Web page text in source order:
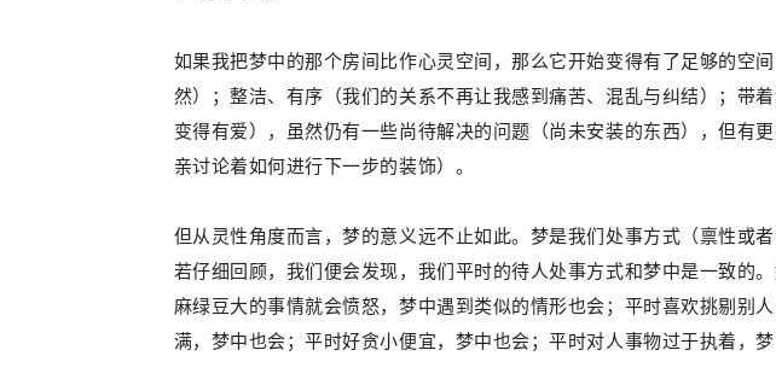
如果我把梦中的那个房间比作心灵空间，那么它开始变得有了足够的空
然）；整洁、有序（我们的关系不再让我感到痛苦、混乱与纠结）；带
变得有爱），虽然仍有一些尚待解决的问题（尚未安装的东西），但有
亲讨论着如何进行下一步的装饰）。
但从灵性角度而言，梦的意义远不止如此。梦是我们处事方式（禀性或者
若仔细回顾，我们便会发现，我们平时的待人处事方式和梦中是一致的
麻绿豆大的事情就会愤怒，梦中遇到类似的情形也会； 平时喜欢挑剔别
满，梦中也会；平时好贪小便宜，梦中也会；平时对人事物过于执着，